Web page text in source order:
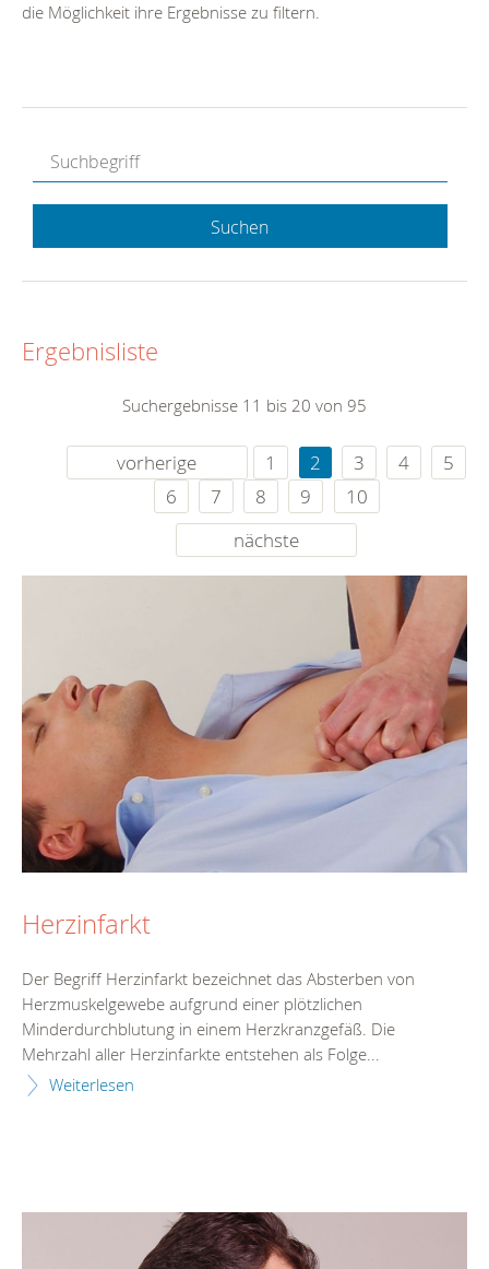
die Möglichkeit ihre Ergebnisse zu filtern.
Suchen
Ergebnisliste
Suchergebnisse 11 bis 20 von 95
vorherige 1 2 3 4
5
6
7 8 9
10
nächste
Herzinfarkt
Der Begriff Herzinfarkt bezeichnet das Absterben von
Herzmuskelgewebe aufgrund einer plötzlichen
Minderdurchblutung in einem Herzkranzgefäß. Die
Mehrzahl aller Herzinfarkte entstehen als Folge...
Weiterlesen